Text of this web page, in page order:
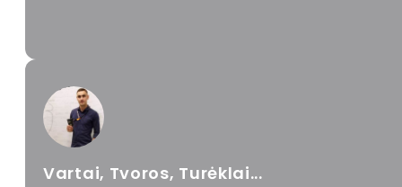
Vartai, Tvoros, Turėklai...